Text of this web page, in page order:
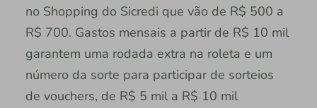
no Shopping do Sicredi que vão de R$ 500 a
R$ 700. Gastos mensais a partir de R$ 10 mil
garantem uma rodada extra na roleta e um
número da sorte para participar de sorteios
de vouchers, de R$ 5 mil a R$ 10 mil